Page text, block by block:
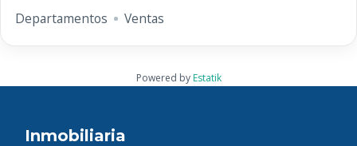
Departamentos Ventas
Powered by Estatik
Inmobiliaria